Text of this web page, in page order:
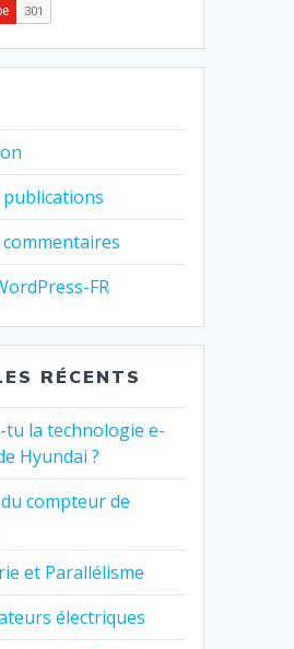
publications
commentaires
FR
RÉCENTS
tu la technologie e-
Hyundai ?
compteur de
et Parallélisme
électriques